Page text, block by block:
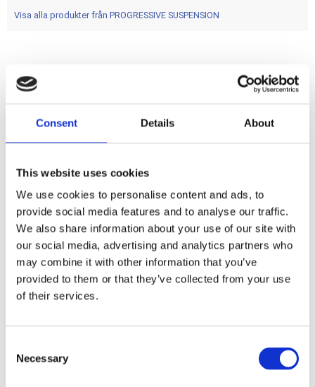
Consent Details About
This website uses cookies
We use cookies to personalise content and ads, to
provide social media features and to analyse our traffic.
We also share information about your use of our site with
our social media, advertising and analytics partners who
may combine it with other information that you’ve
provided to them or that they’ve collected from your use
of their services.
Necessary
Visa alla produkter från PROGRESSIVE SUSPENSION
BLACK
Dela med dig
F
e
o
o
k
Omdömen
Du